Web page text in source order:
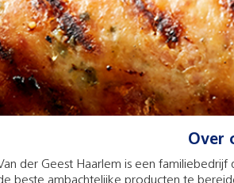
Over
der Geest Haarlem is een